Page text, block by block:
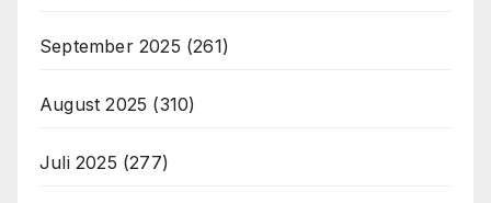
September 2025 (261)
August 2025 (310)
Juli 2025 (277)